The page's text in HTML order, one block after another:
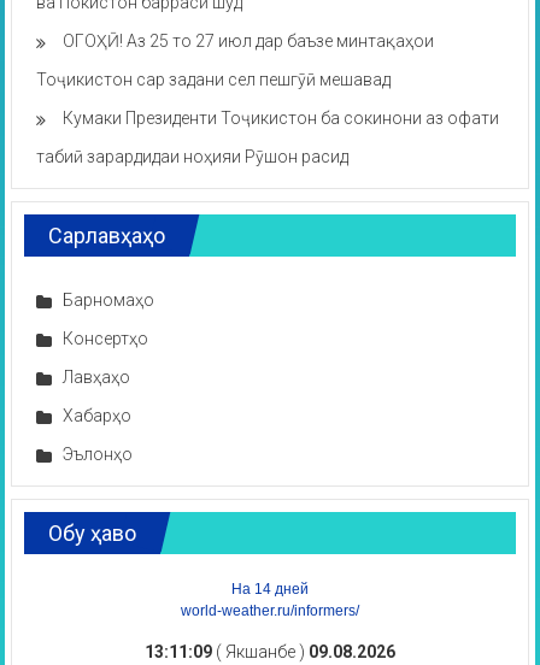
ОГОҲӢ! Аз 25 то 27 июл дар баъзе минтақаҳои
Тоҷикистон сар задани сел пешгӯӣ мешавад
Кумаки Президенти Тоҷикистон ба сокинони аз офати
табиӣ зарардидаи ноҳияи Рӯшон расид
Сарлавҳаҳо
Барномаҳо
Консертҳо
Лавҳаҳо
Хабарҳо
Эълонҳо
Обу ҳаво
На 14 дней
world-weather.ru/informers/
13:11:09 ( Якшанбе ) 09.08.2026